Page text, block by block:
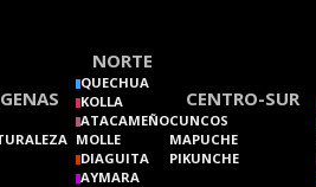
NORTE
QUECHUA
KOLLA
ATACAMEÑO
MOLLE
DIAGUITA
AYMARA
CENTRO-SUR
CUNCOS
MAPUCHE
PIKUNCHE